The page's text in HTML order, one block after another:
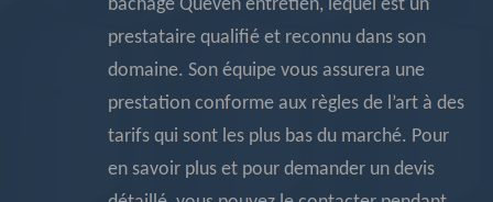
bâchage Queven entretien, lequel est un
prestataire qualifié et reconnu dans son
domaine. Son équipe vous assurera une
prestation conforme aux règles de l’art à des
tarifs qui sont les plus bas du marché. Pour
en savoir plus et pour demander un devis